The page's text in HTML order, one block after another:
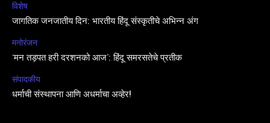
विशेष
जागतिक जनजातीय दिन: भारतीय हिंदू संस्कृतीचे अभिन्न अंग
मनोरंजन
‘मन तड़पत हरी दरशनको आज’: हिंदू समरसतेचे प्रतीक
संपादकीय
धर्माची संस्थापना आणि अधर्माचा अव्हेर!